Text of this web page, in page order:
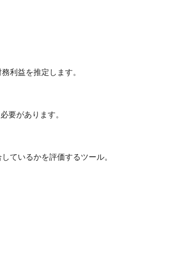
利益を推定します。
要があります。
ているかを評価するツール。